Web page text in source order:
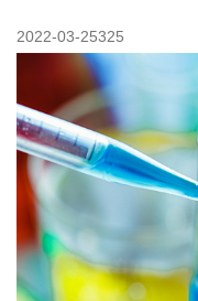
2022-03-25325